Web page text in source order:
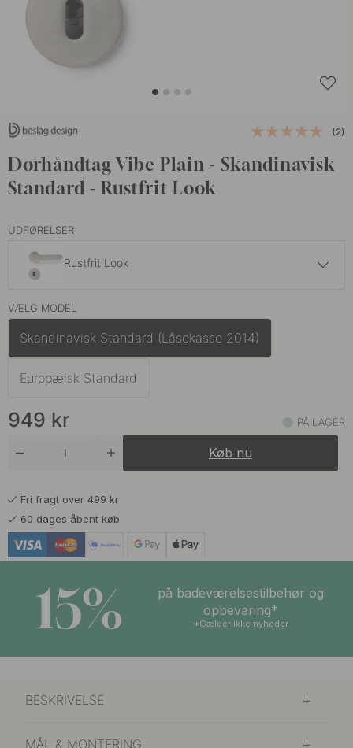
(2)
Dørhåndtag Vibe Plain - Skandinavisk
Standard - Rustfrit Look
UDFØRELSER
Rustfrit Look
Sort
Mørk Bronze
VÆLG MODEL
Skandinavisk Standard (Låsekasse 2014)
Europæisk Standard
949 kr PÅ LAGER
Køb nu
Fri fragt over 499 kr
60 dages åbent køb
15%
på badeværelsestilbehør og
opbevaring*
*Gælder ikke nyheder
BESKRIVELSE
MÅL & MONTERING